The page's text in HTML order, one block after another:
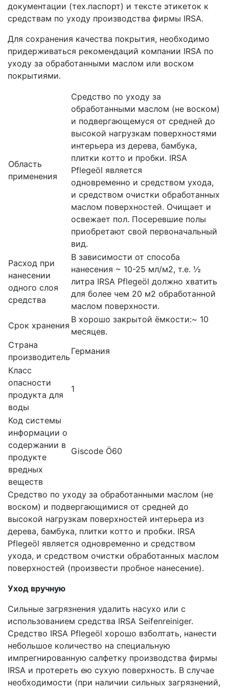
документации (тех.паспорт) и тексте этикеток к
средствам по уходу производства фирмы IRSA.
Для сохранения качества покрытия, необходимо
придерживаться рекомендаций компании IRSA по
уходу за обработанными маслом или воском
покрытиями.
Область
применения
Средство по уходу за
обработанными маслом (не воском)
и подвергающемуся от средней до
высокой нагрузкам поверхностями
интерьера из дерева, бамбука,
плитки котто и пробки. IRSA
Pflegeöl является
одновременно и средством ухода,
и средством очистки обработанных
маслом поверхностей. Очищает и
освежает пол. Посеревшие полы
приобретают свой первоначальный
вид.
Расход при
нанесении
одного слоя
средства
В зависимости от способа
нанесения ~ 10-25 мл/м2, т.е. ½
литра IRSA Pflegeöl должно хватить
для более чем 20 м2 обработанной
маслом поверхности.
Срок хранения
В хорошо закрытой ёмкости:~ 10
месяцев.
Страна
производитель
Германия
Класс
опасности
продукта для
воды
1
Код системы
информации о
содержании в
продукте
вредных
веществ
Giscode Ö60
Средство по уходу за обработанными маслом (не
воском) и подвергающимися от средней до
высокой нагрузкам поверхностей интерьера из
дерева, бамбука, плитки котто и пробки. IRSA
Pflegeöl является одновременно и средством
ухода, и средством очистки обработанных маслом
поверхностей (произвести пробное нанесение).
Уход вручную
Сильные загрязнения удалить насухо или с
использованием средства IRSA Seifenreiniger.
Средство IRSA Pflegeöl хорошо взболтать, нанести
небольшое количество на специальную
импрегнированную салфетку производства фирмы
IRSA и протереть ею сухую поверхность. В случае
необходимости (при наличии сильных загрязнений,